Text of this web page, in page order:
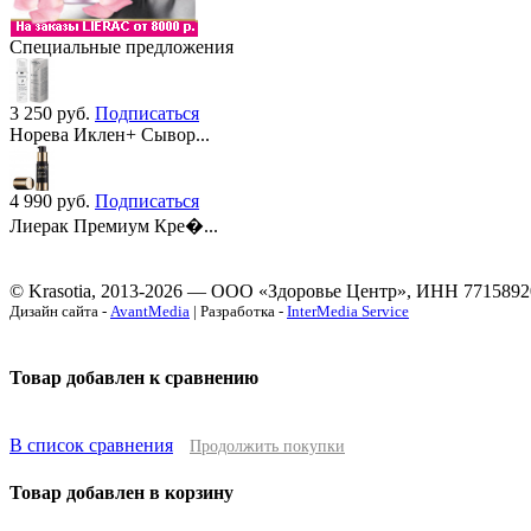
Специальные предложения
3 250 руб. Подписаться
Норева Иклен+ Сывор...
4 990 руб. Подписаться
Лиерак Премиум Кре�...
© Krasotia, 2013-2026 — ООО «Здоровье Центр», ИНН
Дизайн сайта - AvantMedia | Разработка - InterMedia Service
Товар добавлен к сравнению
В список сравнения Продолжить покупки
Товар добавлен в корзину